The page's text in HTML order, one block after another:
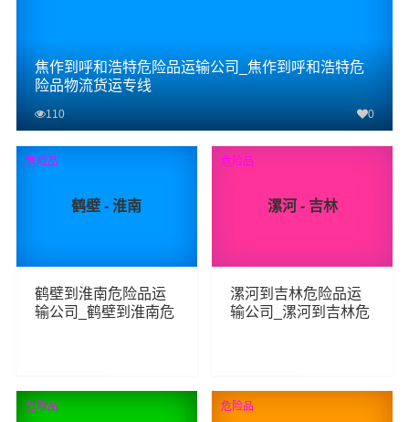
焦作到呼和浩特危险品运输公司_焦作到呼和浩特危
险品物流货运专线
110 0
查看详细
鹤壁 - 淮南
鹤壁到淮南危险品运
输公司_鹤壁到淮南危
70 查看详细
危险品
漯河 - 吉林
漯河到吉林危险品运
输公司_漯河到吉林危
62 查看详细
危险品
危险品 危险品